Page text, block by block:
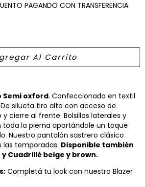
PAGANDO CON TRANSFERENCIA
Semi oxford. Confeccionado en textil
silueta tiro alto con acceso de
cierre al frente. Bolsillos laterales y
toda la pierna aportándole un toque
Nuestro pantalón sastrero clásico
temporadas. Disponible también
Cuadrillé beige y brown.
Completá tu look con nuestro Blazer